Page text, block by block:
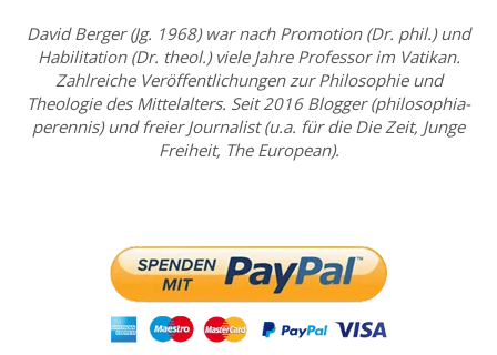
David Berger (Jg. 1968) war nach Promotion (Dr. phil.) und
Habilitation (Dr. theol.) viele Jahre Professor im Vatikan.
Zahlreiche Veröffentlichungen zur Philosophie und
Theologie des Mittelalters. Seit 2016 Blogger (philosophia-
perennis) und freier Journalist (u.a. für die Die Zeit, Junge
Freiheit, The European).